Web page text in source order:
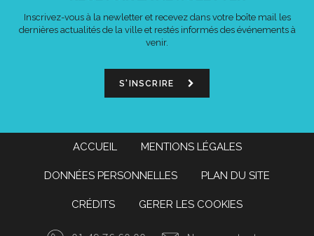
Inscrivez-vous à la newletter et recevez dans votre boîte mail les
dernières actualités de la ville et restés informés des événements à
venir.
S'INSCRIRE
ACCUEIL MENTIONS LÉGALES
DONNÉES PERSONNELLES PLAN DU SITE
CRÉDITS GERER LES COOKIES